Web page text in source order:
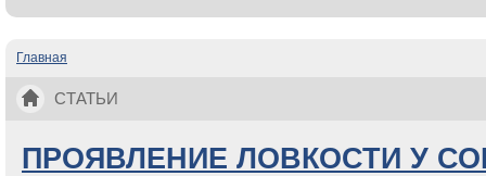
Вы здесь
Главная
СТАТЬИ
ПРОЯВЛЕНИЕ ЛОВКОСТИ У